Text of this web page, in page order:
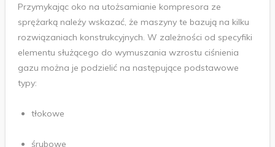
Przymykając oko na utożsamianie kompresora ze
sprężarką należy wskazać, że maszyny te bazują na kilku
rozwiązaniach konstrukcyjnych. W zależności od specyfiki
elementu służącego do wymuszania wzrostu ciśnienia
gazu można je podzielić na następujące podstawowe
typy:
tłokowe
śrubowe